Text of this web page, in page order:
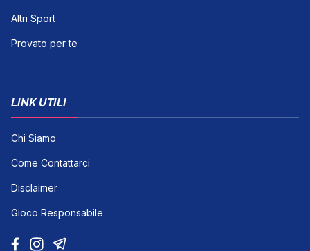
Altri Sport
Provato per te
LINK UTILI
Chi Siamo
Come Contattarci
Disclaimer
Gioco Responsabile